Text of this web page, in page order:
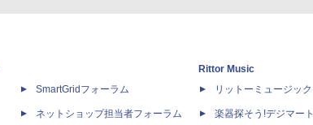
SmartGridフォーラム
ネットショップ担当者フォーラム
Rittor Music
リットーミュージック
楽器探そう!デジマート